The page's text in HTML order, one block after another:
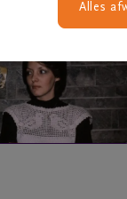
Alles